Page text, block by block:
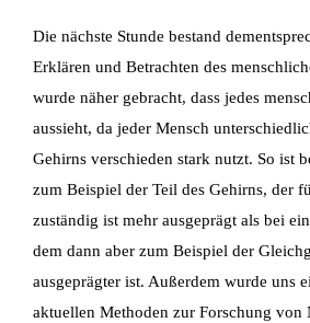
Die nächste Stunde bestand
Erklären und Betrachten des
wurde näher gebracht, dass jedes
aussieht, da jeder Mensch
Gehirns verschieden stark nutzt. So ist
zum Beispiel der Teil des Gehirns, der
zuständig ist mehr ausgeprägt als bei
dem dann aber zum Beispiel der
ausgeprägter ist. Außerdem wurde uns
aktuellen Methoden zur Forschung von